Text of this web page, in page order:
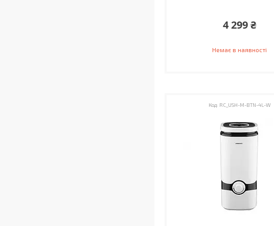
4 299 ₴
Немає в наявності
RC_USH-M-BTN-4L-W